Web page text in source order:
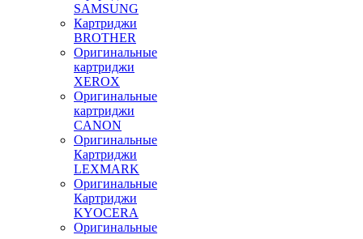
SAMSUNG
Картриджи
BROTHER
Оригинальные
картриджи
XEROX
Оригинальные
картриджи
CANON
Оригинальные
Картриджи
LEXMARK
Оригинальные
Картриджи
KYOCERA
Оригинальные